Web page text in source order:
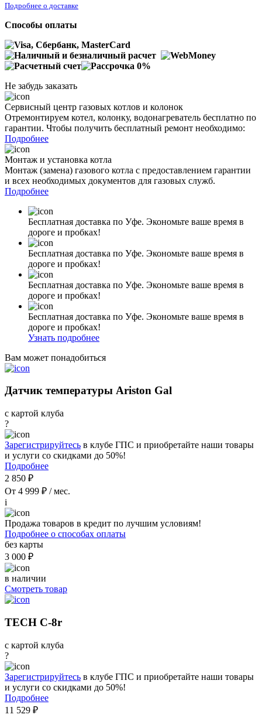
Подробнее о доставке
Способы оплаты
Не забудь заказать
Сервисный центр газовых котлов и колонок
Отремонтируем котел, колонку, водонагреватель бесплатно по
гарантии. Чтобы получить бесплатный ремонт необходимо:
Подробнее
Монтаж и установка котла
Монтаж (замена) газового котла с предоставлением гарантии
и всех необходимых документов для газовых служб.
Подробнее
Бесплатная доставка по Уфе. Экономьте ваше время в
дороге и пробках!
Бесплатная доставка по Уфе. Экономьте ваше время в
дороге и пробках!
Бесплатная доставка по Уфе. Экономьте ваше время в
дороге и пробках!
Бесплатная доставка по Уфе. Экономьте ваше время в
дороге и пробках!
Узнать подробнее
Вам может понадобиться
Датчик температуры Ariston Gal
с картой клуба
?
Зарегистрируйтесь в клубе ГПС и приобретайте наши товары
и услуги со скидками до 50%!
Подробнее
2 850 ₽
От 4 999 ₽ / мес.
i
Продажа товаров в кредит по лучшим условиям!
Подробнее о способах оплаты
без карты
3 000 ₽
в наличии
Смотреть товар
TECH C-8r
с картой клуба
?
Зарегистрируйтесь в клубе ГПС и приобретайте наши товары
и услуги со скидками до 50%!
Подробнее
11 529 ₽